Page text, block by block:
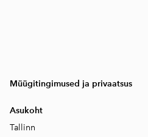
Müügitingimused ja privaatsus
Asukoht
Tallinn